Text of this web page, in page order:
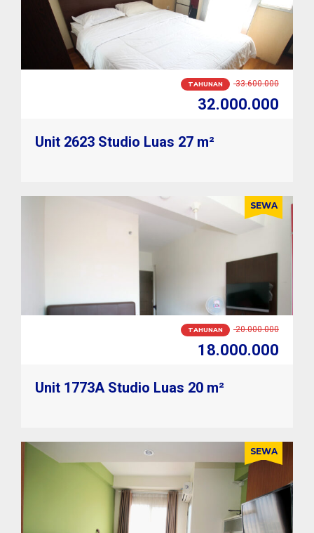
BULANAN 2.800.000
2.700.000
Unit 2623 Studio Luas 27 m²
SEWA
BULANAN 1.800.000
1.600.000
Unit 1773A Studio Luas 20 m²
SEWA